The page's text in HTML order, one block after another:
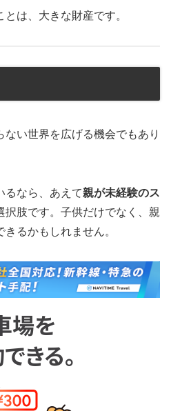
は、大きな財産です。
い世界を広げる機会でもあり
るなら、あえて親が未経験のス
択肢です。子供だけでなく、親
るかもしれません。